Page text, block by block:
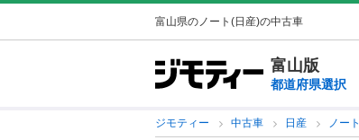
富山県のノート(日産)の中古車
富山版
都道府県選択
ジモティー 中古車 日産 ノート